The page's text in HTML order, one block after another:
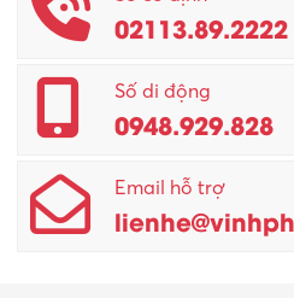
Promotion Girl (PG)
Quản lý – Giám đốc
Quản lý chất lượng – QC
Quản lý sản xuất
Quản trị kinh doanh
02113.89.2222
Số di động
0948.929.828
Email hỗ trợ